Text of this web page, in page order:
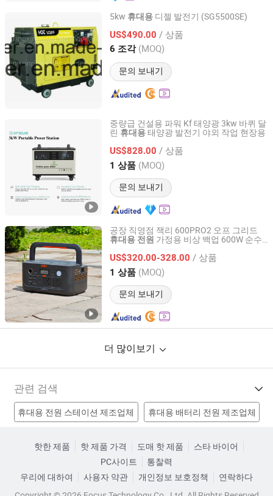
5kw 휴대용 디젤 발전기 (SG5500SE)
US$490.00 / 상품
6 조각 (MOQ)
문의 보내기
CHINA XINGXIN MECHANICAL & ELECTRICAL CO. LTD
Fujian, China 이후 2014
중량급 건설용 파워 Kf 태양광 3kw 바퀴 달
린 휴대용태양광 발전기 야외 작업 현장용
US$828.00 / 상품
1 상품 (MOQ)
문의 보내기
Guangdong Longying Industrial Technology Co., Ltd.
Guangdong, China 이후 2026
공장 직영점 잭리 600PRO2 오프 그리드
휴대용 전원 가정용 비상 백업 600W 순수
US$320.00-328.00 / 상품
1 상품 (MOQ)
문의 보내기
Yunnan Youjiang Technology Co., Ltd.
Yunnan, China 이후 2026
더 많이보기
관련 검색
휴대용 전원 스테이션 제조업체 휴대용 배터리 전원 제조업체
휴대용 전원 충전기 공장 USB 휴대용 전원 공장
핫한 제품 핫 제품 가격 도매 핫 제품
스타 바이어
PC사이트
통찰력
우리에 대하여
사용자 약관 개인정보 보호정책
연락하다